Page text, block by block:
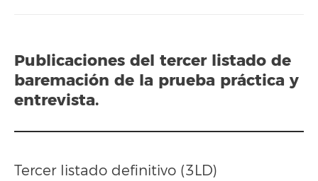
Publicaciones del tercer listado de
baremación de la prueba práctica y
entrevista.
Tercer listado definitivo (3LD)